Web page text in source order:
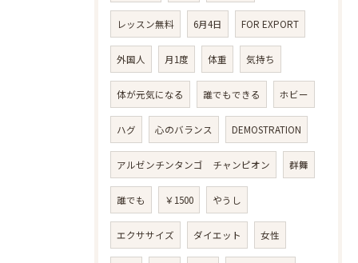
レッスン無料 6月4日 FOR EXPORT
外国人 月1度 体重 気持ち
体が元気になる 誰でもできる ホビー
ハグ 心のバランス DEMOSTRATION
アルゼンチンタンゴ チャンピオン 群舞
誰でも ￥1500 やうし
エクササイズ ダイエット 女性